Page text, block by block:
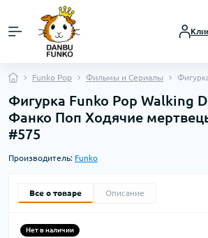
Funko Pop Фильмы и Сериалы
Фигурка Funko Pop Walking
Фанко Поп Ходячие
#575
Производитель: Funko
Все о товаре Описание
Нет в наличии